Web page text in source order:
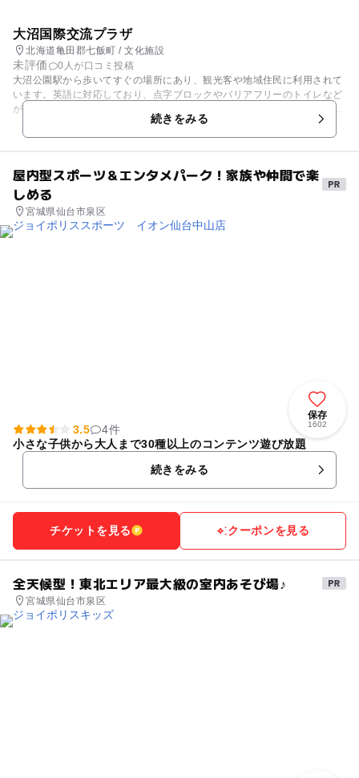
大沼国際交流プラザ
北海道亀田郡七飯町 / 文化施設
未評価
0人が口コミ投稿
大沼公園駅から歩いてすぐの場所にあり、観光客や地域住民に利用されて
います。英語に対応しており、点字ブロックやバリアフリーのトイレなど
が完備された館内では、観光に関する情報提供や案内の他、展示室を設け
て絵画・写真などを紹介しています。また、七宝焼きや押し花などの体験
ができるコーナーは、子ども連れの家族にも人気があります。休憩スペー
続きをみる
屋内型スポーツ＆エンタメパーク！家族や仲間で楽
しめる
宮城県仙台市泉区
保存
1602
3.5
4件
小さな子供から大人まで30種以上のコンテンツ遊び放題
続きをみる
チケットを見る クーポンを見る
全天候型！東北エリア最大級の室内あそび場♪
宮城県仙台市泉区